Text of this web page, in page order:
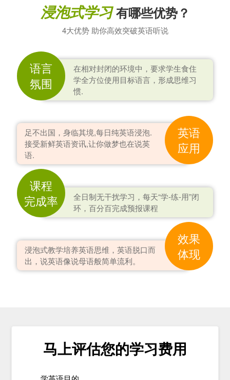
浸泡式学习有哪些优势？
4大优势 助你高效突破英语听说
语言
氛围
在相对封闭的环境中，要求学生食住
学全方位使用目标语言，形成思维习
惯.
英语
应用
足不出国，身临其境,每日纯英语浸泡.
接受新鲜英语资讯,让你做梦也在说英
语.
课程
完成率
全日制无干扰学习，每天“学-练-用”闭
环，百分百完成预报课程
效果
体现
浸泡式教学培养英语思维，英语脱口而
出，说英语像说母语般简单流利。
马上评估您的学习费用